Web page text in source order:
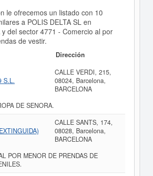
le ofrecemos un listado con 10
a POLIS DELTA SL en
y del sector 4771 - Comercio al por
de vestir.
Dirección
S.L.
CALLE VERDI, 215,
08024, Barcelona,
BARCELONA
DE SENORA.
CALLE SANTS, 174,
08028, Barcelona,
BARCELONA
POR MENOR DE PRENDAS DE